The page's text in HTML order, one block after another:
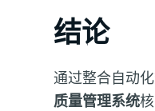
结论
通过整合自动
质量管理系统